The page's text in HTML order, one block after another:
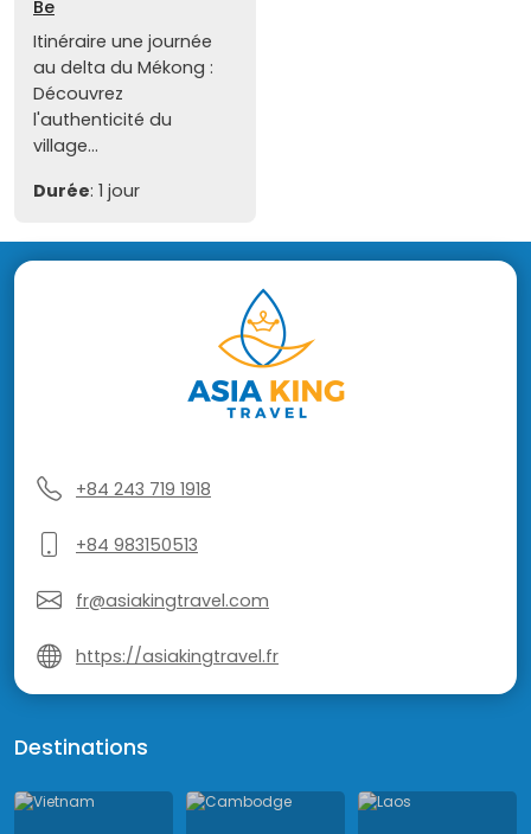
Be
Itinéraire une journée
au delta du Mékong :
Découvrez
l'authenticité du
village...
Durée: 1 jour
+84 243 719 1918
+84 983150513
fr@asiakingtravel.com
https://asiakingtravel.fr
Destinations